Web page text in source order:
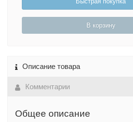
В корзину
Описание товара
Комментарии
Общее описание